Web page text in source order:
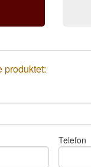
produktet:
Telefon